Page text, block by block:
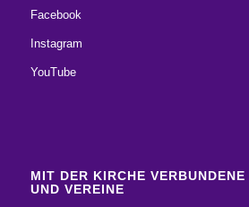
Facebook
Instagram
YouTube
MIT DER KIRCHE
UND VEREINE